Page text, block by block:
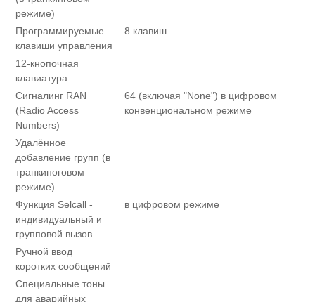
режиме)
Программируемые
клавиши управления
8 клавиш
12-кнопочная
клавиатура
Сигналинг RAN
(Radio Access
Numbers)
64 (включая "None") в цифровом
конвенциональном режиме
Удалённое
добавление групп (в
транкиноговом
режиме)
Функция Selcall -
индивидуальный и
групповой вызов
в цифровом режиме
Ручной ввод
коротких сообщений
Специальные тоны
для аварийных